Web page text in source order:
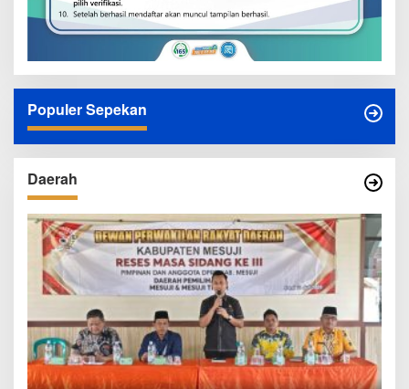
Populer Sepekan
Daerah